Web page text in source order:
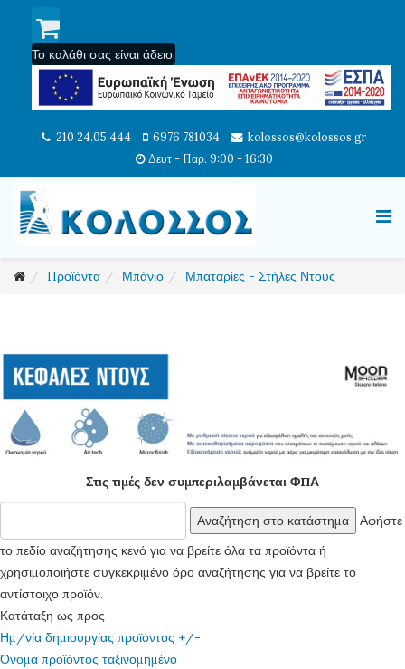
Το καλάθι σας είναι άδειο.
210 24.05.444 6976 781034
kolossos@kolossos.gr
Δευτ - Παρ. 9:00 - 16:30
Προϊόντα Μπάνιο Μπαταρίες - Στήλες Ντους
Στις τιμές δεν συμπεριλαμβάνεται ΦΠΑ
Αφήστε
το πεδίο αναζήτησης κενό για να βρείτε όλα τα προϊόντα ή
χρησιμοποιήστε συγκεκριμένο όρο αναζήτησης για να βρείτε το
αντίστοιχο προϊόν.
Κατάταξη ως προς
Ημ/νία δημιουργίας προϊόντος +/-
Όνομα προϊόντος ταξινομημένο